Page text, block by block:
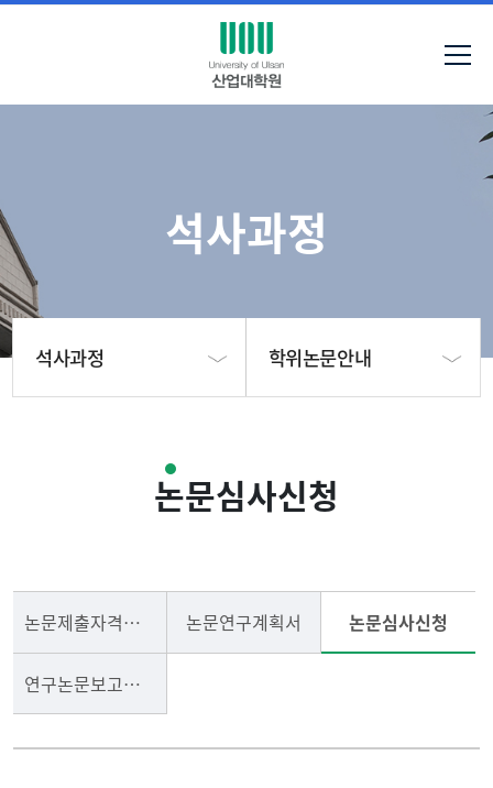
석사과정
석사과정
테크노CEO과정
공지사항
학위논문안내
학사안내
전공안내(Majors)
논문심사신청
논문제출자격시험 논문연구계획서 논문심사신청
연구논문보고서 심사신청